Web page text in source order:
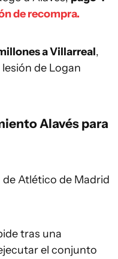
de recompra.
a Villarreal,
de Logan
Alavés para
Atlético de Madrid
tras una
el conjunto